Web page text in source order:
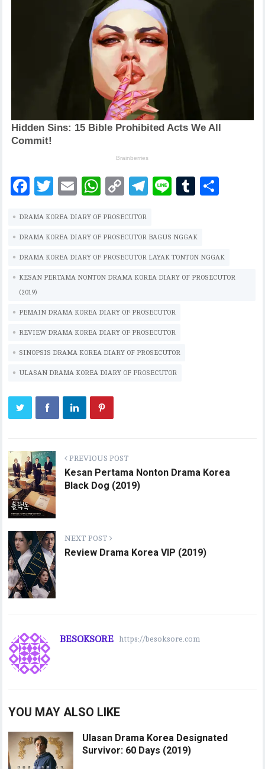
F
eb
oo
k
T
it
te
r
E
ai
l
W
at
s
A
p
C
p
y
Li
n
T
ra
m
Li
T
bl
r
DRAMA KOREA DIARY OF PROSECUTOR
DRAMA KOREA DIARY OF PROSECUTOR BAGUS NGGAK
DRAMA KOREA DIARY OF PROSECUTOR LAYAK TONTON NGGAK
KESAN PERTAMA NONTON DRAMA KOREA DIARY OF PROSECUTOR
(2019)
PEMAIN DRAMA KOREA DIARY OF PROSECUTOR
REVIEW DRAMA KOREA DIARY OF PROSECUTOR
SINOPSIS DRAMA KOREA DIARY OF PROSECUTOR
ULASAN DRAMA KOREA DIARY OF PROSECUTOR
PREVIOUS POST
Kesan Pertama Nonton Drama Korea
Black Dog (2019)
NEXT POST
Review Drama Korea VIP (2019)
BESOKSORE https://besoksore.com
YOU MAY ALSO LIKE
Ulasan Drama Korea Designated
Survivor: 60 Days (2019)